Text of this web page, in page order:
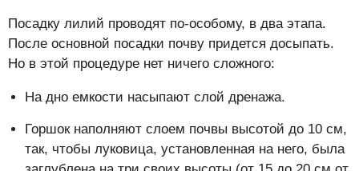
Посадку лилий проводят по-особому, в два этапа.
После основной посадки почву придется досыпать.
Но в этой процедуре нет ничего сложного:
На дно емкости насыпают слой дренажа.
Горшок наполняют слоем почвы высотой до 10 см,
так, чтобы луковица, установленная на него, была